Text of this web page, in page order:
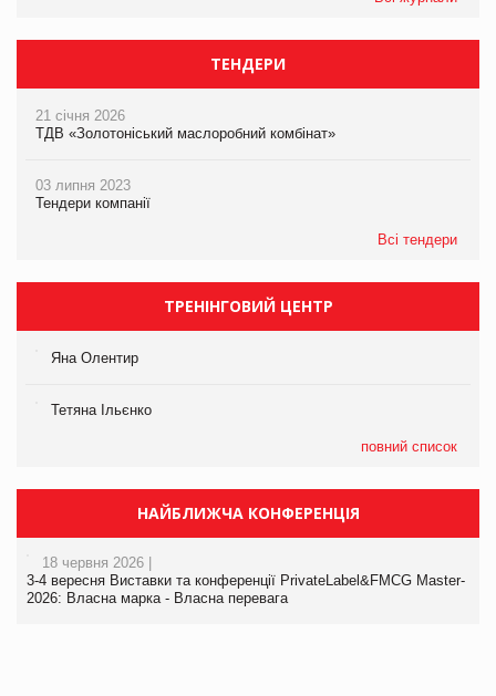
ТЕНДЕРИ
21 січня 2026
ТДВ «Золотоніський маслоробний комбінат»
03 липня 2023
Тендери компанії
Всі тендери
ТРЕНІНГОВИЙ ЦЕНТР
Яна Олентир
Тетяна Ільєнко
повний список
НАЙБЛИЖЧА КОНФЕРЕНЦІЯ
18 червня 2026 |
3-4 вересня Виставки та конференції PrivateLabel&FMCG Master-
2026: Власна марка - Власна перевага